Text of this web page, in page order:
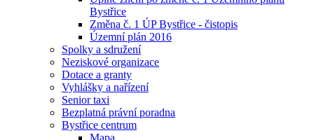
Bystřice
Změna č. 1 ÚP Bystřice - čistopis
Územní plán 2016
Spolky a sdružení
Neziskové organizace
Dotace a granty
Vyhlášky a nařízení
Senior taxi
Bezplatná právní poradna
Bystřice centrum
Mapa